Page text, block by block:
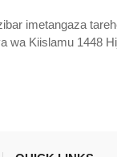
imetangaza
wa Kiislamu 1448